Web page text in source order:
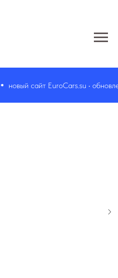
новый сайт EuroCars.su •